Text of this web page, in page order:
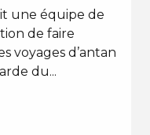
une équipe de
de faire
voyages d’antan
du...